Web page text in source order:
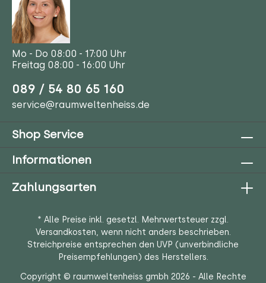
Mo - Do 08:00 - 17:00 Uhr
Freitag 08:00 - 16:00 Uhr
089 / 54 80 65 160
service@raumweltenheiss.de
Shop Service
Informationen
Zahlungsarten
* Alle Preise inkl. gesetzl. Mehrwertsteuer zzgl.
Versandkosten, wenn nicht anders beschrieben.
Streichpreise entsprechen den UVP (unverbindliche
Preisempfehlungen) des Herstellers.
Copyright © raumweltenheiss gmbh 2026 - Alle Rechte